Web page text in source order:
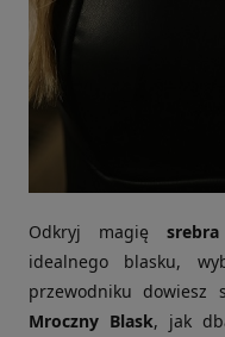
Odkryj magię
idealnego blasku,
przewodniku
Mroczny Blask, jak